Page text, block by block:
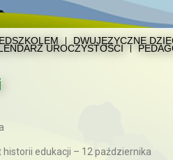
DWUJĘZYCZNE
UROCZYSTOŚCI
historii edukacji – 12 października